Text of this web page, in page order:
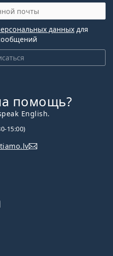
данных для
помощь?
English.
15:00)